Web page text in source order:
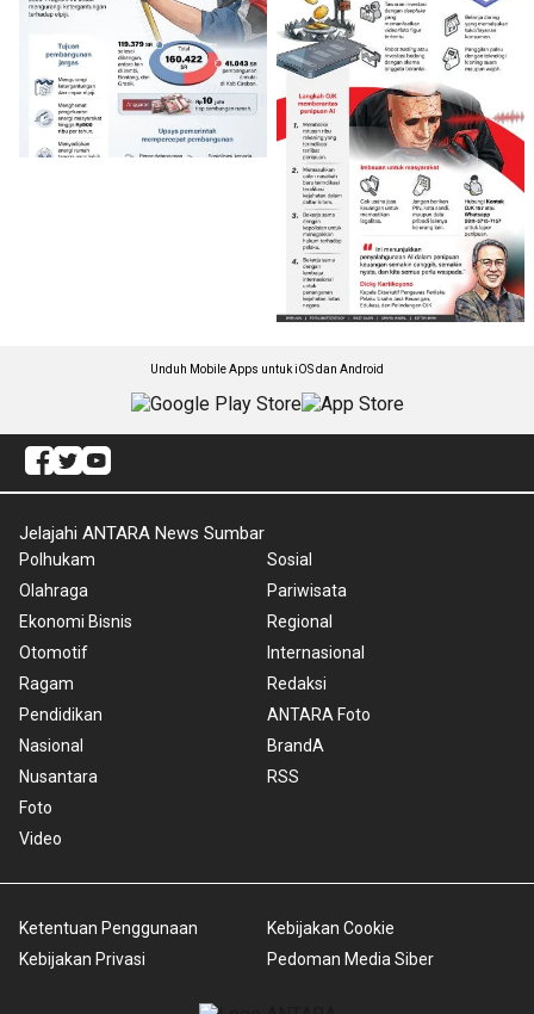
Unduh Mobile Apps untuk iOS dan Android
Jelajahi ANTARA News Sumbar
Polhukam
Olahraga
Ekonomi Bisnis
Otomotif
Ragam
Pendidikan
Nasional
Nusantara
Foto
Video
Sosial
Pariwisata
Regional
Internasional
Redaksi
ANTARA Foto
BrandA
RSS
Ketentuan Penggunaan
Kebijakan Privasi
Kebijakan Cookie
Pedoman Media Siber